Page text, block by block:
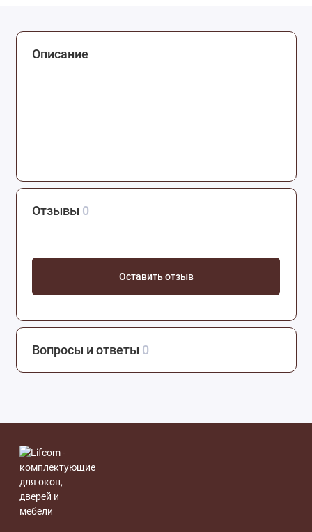
Описание
Отзывы 0
Оставить отзыв
Вопросы и ответы 0